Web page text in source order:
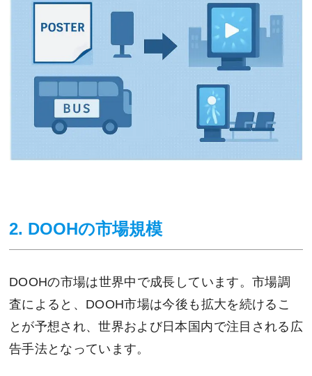
2. DOOHの市場規模
DOOHの市場は世界中で成長しています。市場調
査によると、DOOH市場は今後も拡大を続けるこ
とが予想され、世界および日本国内で注目される広
告手法となっています。